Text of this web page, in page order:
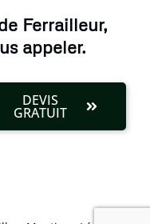
Ferrailleur,
appeler.
DEVIS
GRATUIT